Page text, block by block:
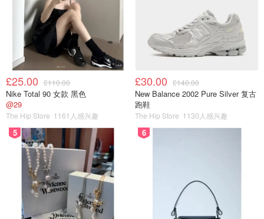
£25.00 £110.00
Nike Total 90 女款 黑色
@29
The Hip Store 1161人感兴趣
£30.00 £140.00
New Balance 2002 Pure Silver 复古
跑鞋
The Hip Store 1130人感兴趣
5 6